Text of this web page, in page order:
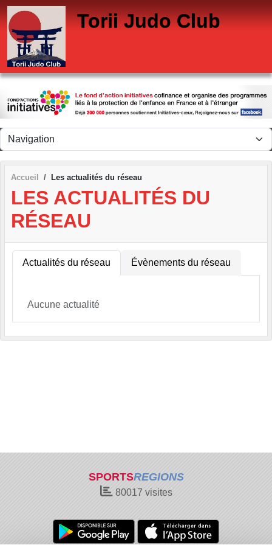
Torii Judo Club
Accueil Les actualités du réseau
LES ACTUALITÉS DU
RÉSEAU
Actualités du réseau Évènements du réseau
Aucune actualité
SPORTSREGIONS
80017 visites
Panneau de gestion des cookies